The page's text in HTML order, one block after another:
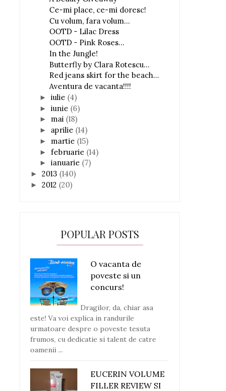
Ce-mi place, ce-mi doresc!
Cu volum, fara volum...
OOTD - Lilac Dress
OOTD - Pink Roses...
In the Jungle!
Butterfly by Clara Rotescu...
Red jeans skirt for the beach...
Aventura de vacanta!!!!
► iulie (4)
► iunie (6)
► mai (18)
► aprilie (14)
► martie (15)
► februarie (14)
► ianuarie (7)
► 2013 (140)
► 2012 (20)
POPULAR POSTS
O vacanta de
poveste si un
concurs!
Dragilor, da, chiar asa
este! Va voi explica in randurile
urmatoare despre o poveste tesuta
frumos, cu dedicatie si talent de catre
oamenii ...
EUCERIN VOLUME
FILLER REVIEW SI